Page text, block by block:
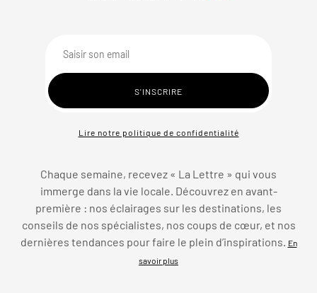
Lire notre politique de confidentialité
Chaque semaine, recevez « La Lettre » qui vous
immerge dans la vie locale. Découvrez en avant-
première : nos éclairages sur les destinations, les
conseils de nos spécialistes, nos coups de cœur, et nos
dernières tendances pour faire le plein d’inspirations.
En
savoir plus